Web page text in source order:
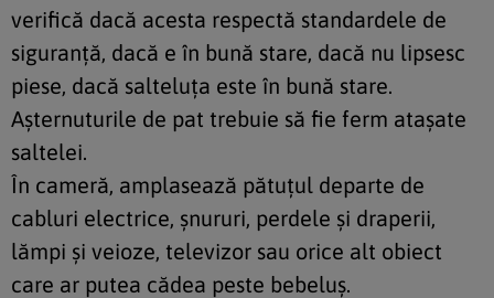
verifică dacă acesta respectă standardele de
siguranță, dacă e în bună stare, dacă nu lipsesc
piese, dacă salteluța este în bună stare.
Așternuturile de pat trebuie să fie ferm atașate
saltelei.
În cameră, amplasează pătuțul departe de
cabluri electrice, șnururi, perdele și draperii,
lămpi și veioze, televizor sau orice alt obiect
care ar putea cădea peste bebeluș.